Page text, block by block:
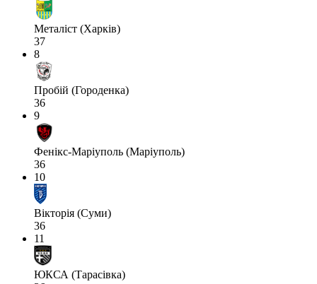
Металіст (Харків)
37
8
Пробій (Городенка)
36
9
Фенікс-Маріуполь (Маріуполь)
36
10
Вікторія (Суми)
36
11
ЮКСА (Тарасівка)